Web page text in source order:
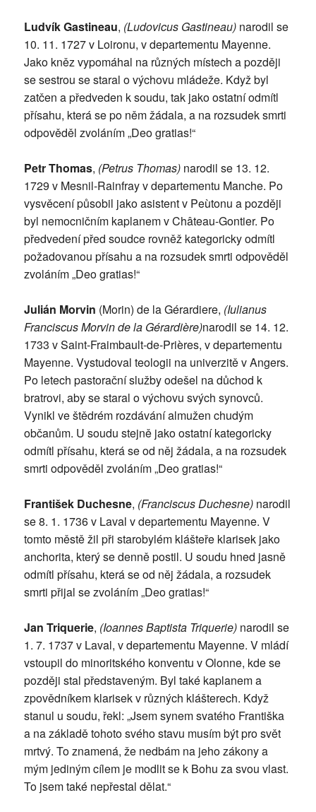
Ludvík Gastineau, (Ludovicus Gastineau)narodil se
10. 11. 1727 v Loironu, v departementu Mayenne.
Jako kněz vypomáhal na různých místech a později
se sestrou se staral o výchovu mládeže. Když byl
zatčen a předveden k soudu, tak jako ostatní odmítl
přísahu, která se po něm žádala, a na rozsudek smrti
odpověděl zvoláním „Deo gratias!“
Petr Thomas, (Petrus Thomas)narodil se 13. 12.
1729 v Mesnil-Rainfray v departementu Manche. Po
vysvěcení působil jako asistent v Peùtonu a později
byl nemocničním kaplanem v Château-Gontier. Po
předvedení před soudce rovněž kategoricky odmítl
požadovanou přísahu a na rozsudek smrti odpověděl
zvoláním „Deo gratias!“
Julián Morvin (Morin) de la Gérardiere, (Iulianus
Franciscus Morvin de la Gérardière)narodil se 14. 12.
1733 v Saint-Fraimbault-de-Prières, v departementu
Mayenne. Vystudoval teologii na univerzitě v Angers.
Po letech pastorační služby odešel na důchod k
bratrovi, aby se staral o výchovu svých synovců.
Vynikl ve štědrém rozdávání almužen chudým
občanům. U soudu stejně jako ostatní kategoricky
odmítl přísahu, která se od něj žádala, a na rozsudek
smrti odpověděl zvoláním „Deo gratias!“
František Duchesne, (Franciscus Duchesne)narodil
se 8. 1. 1736 v Laval v departementu Mayenne. V
tomto městě žil při starobylém klášteře klarisek jako
anchorita, který se denně postil. U soudu hned jasně
odmítl přísahu, která se od něj žádala, a rozsudek
smrti přijal se zvoláním „Deo gratias!“
Jan Triquerie, (Ioannes Baptista Triquerie) narodil se
1. 7. 1737 v Laval, v departementu Mayenne. V mládí
vstoupil do minoritského konventu v Olonne, kde se
později stal představeným. Byl také kaplanem a
zpovědníkem klarisek v různých klášterech. Když
stanul u soudu, řekl: „Jsem synem svatého Františka
a na základě tohoto svého stavu musím být pro svět
mrtvý. To znamená, že nedbám na jeho zákony a
mým jediným cílem je modlit se k Bohu za svou vlast.
To jsem také nepřestal dělat.“